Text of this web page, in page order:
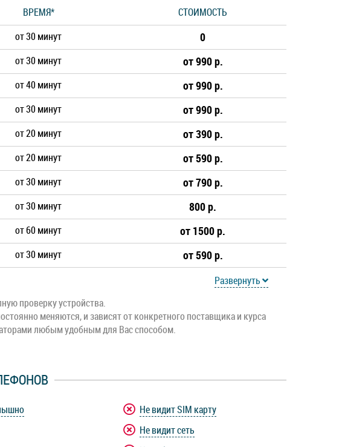
P7 P8 Lite P9
P30 Pro P40 Lite
Y5 Prime
Y7p Y7 Pro
ВРЕМЯ*
СТОИМОСТЬ
от 30 минут 0
от 30 минут от 990 р.
от 40 минут от 990 р.
от 30 минут от 990 р.
от 20 минут от 390 р.
от 20 минут от 590 р.
от 30 минут от 790 р.
от 30 минут 800 р.
от 60 минут от 1500 р.
от 30 минут от 590 р.
Развернуть
проверку устройства.
меняются, и зависят от конкретного поставщика и курса
любым удобным для Вас способом.
Не видит SIM карту
Не видит сеть